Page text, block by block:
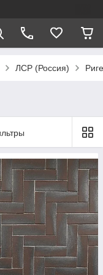
ЛСР (Россия)